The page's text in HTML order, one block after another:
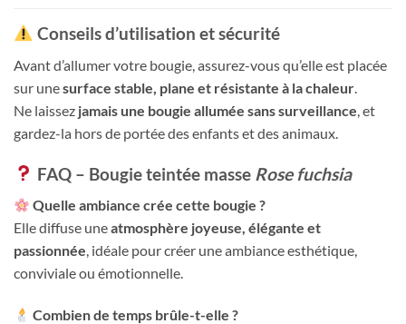
Conseils d’utilisation et sécurité
Avant d’allumer votre bougie, assurez-vous qu’elle est placée
sur unesurface stable, plane et résistante à la chaleur
Ne laissez jamais une bougie allumée sans surveillance , et
gardez-la hors de portée des enfants et des animaux.
FAQ – Bougie teintée masse Rose fuchsia
Quelle ambiance crée cette bougie ?
Elle diffuse uneatmosphère joyeuse, élégante et
passionnée, idéale pour créer une ambiance esthétique,
conviviale ou émotionnelle.
Combien de temps brûle-t-elle ?